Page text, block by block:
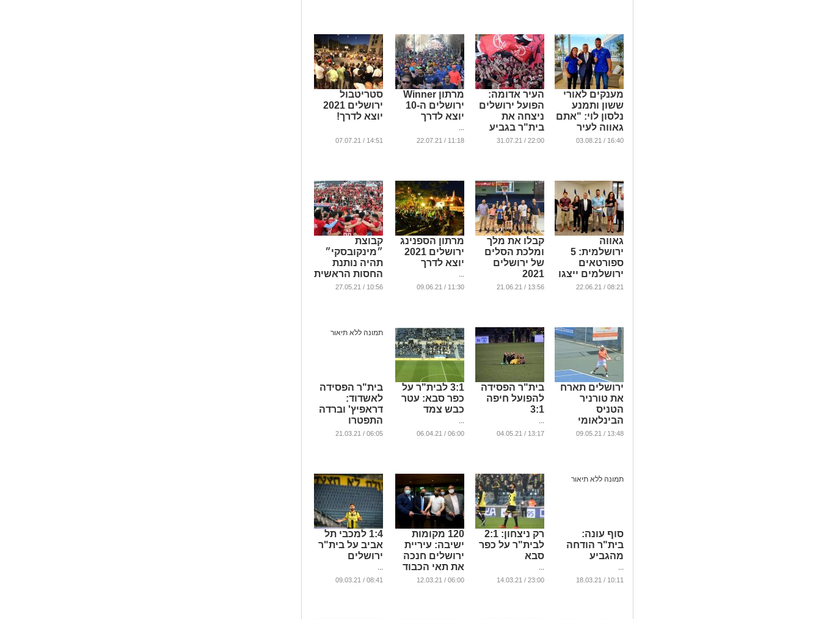
מענקים לאורי
ששון ותמנע
נלסון לוי: "אתם
גאווה לעיר
ירושלים"
16:40 / 03.08.21
העיר אדומה:
הפועל ירושלים
ניצחה את
בית"ר בגביע
הטוטו
22:00 / 31.07.21
מרתון Winner
ירושלים ה-10
יוצא לדרך
...
11:18 / 22.07.21
סטריטבול
ירושלים 2021
יוצא לדרך!
14:51 / 07.07.21
גאווה
ירושלמית: 5
ספורטאים
ירושלמים ייצגו
את ישראל
08:21 / 22.06.21
קבלו את מלך
ומלכת הסלים
של ירושלים
2021
...
13:56 / 21.06.21
מרתון הספנינג
ירושלים 2021
יוצא לדרך
...
11:30 / 09.06.21
קבוצת
״מינקובסקי״
תהיה נותנת
החסות הראשית
של הפועל
10:56 / 27.05.21
ירושלים תארח
את טורניר
הטניס
הבינלאומי
...
13:48 / 09.05.21
בית"ר הפסידה
להפועל חיפה
3:1
...
13:17 / 04.05.21
3:1 לבית"ר על
כפר סבא: עטר
כבש צמד
...
06:00 / 06.04.21
בית"ר הפסידה
לאשדוד:
דראפיץ' וברדה
התפטרו
...
06:05 / 21.03.21
סוף עונה:
בית"ר הודחה
מהגביע
...
10:11 / 18.03.21
רק ניצחון: 2:1
לבית"ר על כפר
סבא
...
23:00 / 14.03.21
120 מקומות
ישיבה: עיריית
ירושלים חנכה
את תאי הכבוד
החדשים של
06:00 / 12.03.21
1:4 למכבי תל
אביב על בית"ר
ירושלים
...
08:41 / 09.03.21